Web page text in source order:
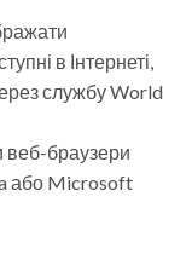
в Інтернеті,
службу World
веб-браузери
або Microsoft